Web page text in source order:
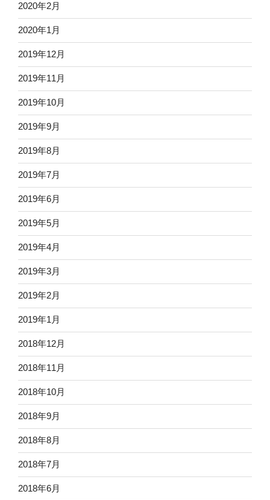
2020年2月
2020年1月
2019年12月
2019年11月
2019年10月
2019年9月
2019年8月
2019年7月
2019年6月
2019年5月
2019年4月
2019年3月
2019年2月
2019年1月
2018年12月
2018年11月
2018年10月
2018年9月
2018年8月
2018年7月
2018年6月